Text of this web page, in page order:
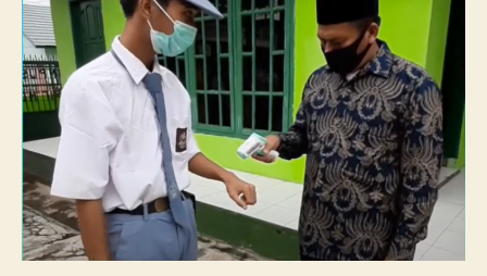
Dengan
Prokes
Covid-
19